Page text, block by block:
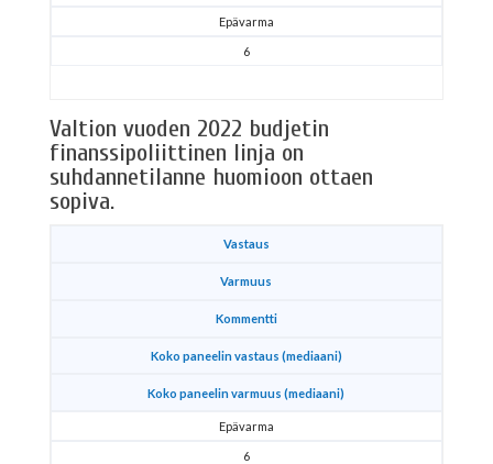
Epävarma
6
Valtion vuoden 2022 budjetin
finanssipoliittinen linja on
suhdannetilanne huomioon ottaen
sopiva.
Vastaus
Varmuus
Kommentti
Koko paneelin vastaus (mediaani)
Koko paneelin varmuus (mediaani)
Epävarma
6